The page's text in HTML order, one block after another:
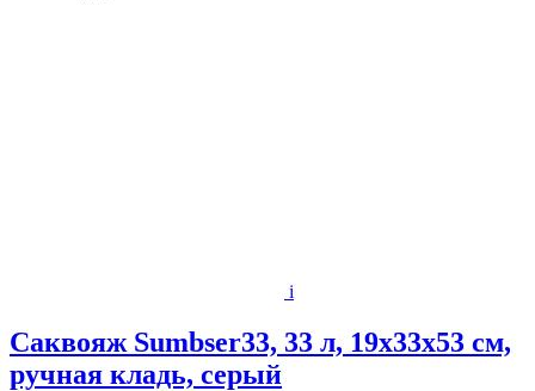
i
Саквояж Sumbser33, 33 л, 19х33х53 см,
ручная кладь, серый